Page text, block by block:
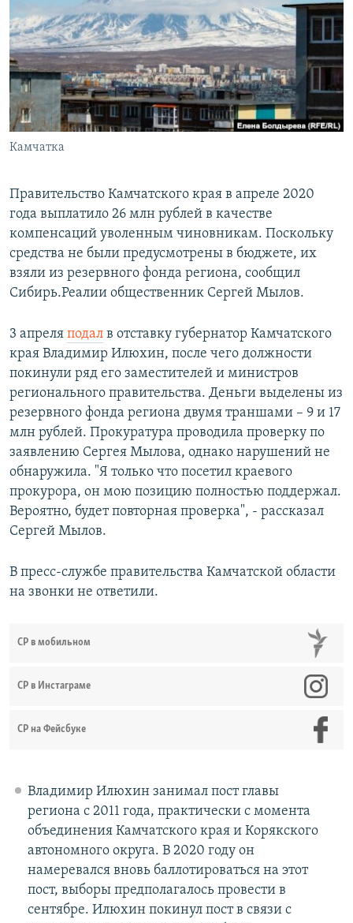
РАСПИСАНИЕ ВЕЩАНИЯ
ПОДПИШИТЕСЬ НА РАССЫЛКУ
СОЦИАЛЬНЫЕ СЕТИ
Все сайты РСЕ/РС
Камчатка
Правительство Камчатского края в апреле 2020
года выплатило 26 млн рублей в качестве
компенсаций уволенным чиновникам. Поскольку
средства не были предусмотрены в бюджете, их
взяли из резервного фонда региона, сообщил
Сибирь.Реалии общественник Сергей Мылов.
3 апреля подал в отставку губернатор Камчатского
края Владимир Илюхин, после чего должности
покинули ряд его заместителей и министров
регионального правительства. Деньги выделены из
резервного фонда региона двумя траншами – 9 и 17
млн рублей. Прокуратура проводила проверку по
заявлению Сергея Мылова, однако нарушений не
обнаружила. "Я только что посетил краевого
прокурора, он мою позицию полностью поддержал.
Вероятно, будет повторная проверка", - рассказал
Сергей Мылов.
В пресс-службе правительства Камчатской области
на звонки не ответили.
СР в мобильном
СР в Инстаграме
СР на Фейсбуке
Владимир Илюхин занимал пост главы
региона с 2011 года, практически с момента
объединения Камчатского края и Корякского
автономного округа. В 2020 году он
намеревался вновь баллотироваться на этот
пост, выборы предполагалось провести в
сентябре. Илюхин покинул пост в связи с